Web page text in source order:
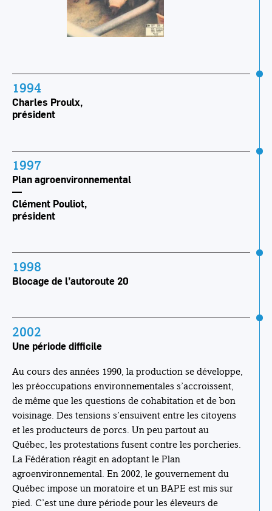
1994
Charles Proulx,
président
1997
Plan agroenvironnemental
—
Clément Pouliot,
président
1998
Blocage de l’autoroute 20
2002
Une période difficile
Au cours des années 1990, la production se développe,
les préoccupations environnementales s’accroissent,
de même que les questions de cohabitation et de bon
voisinage. Des tensions s’ensuivent entre les citoyens
et les producteurs de porcs. Un peu partout au
Québec, les protestations fusent contre les porcheries.
La Fédération réagit en adoptant le Plan
agroenvironnemental. En 2002, le gouvernement du
Québec impose un moratoire et un BAPE est mis sur
pied. C’est une dure période pour les éleveurs de